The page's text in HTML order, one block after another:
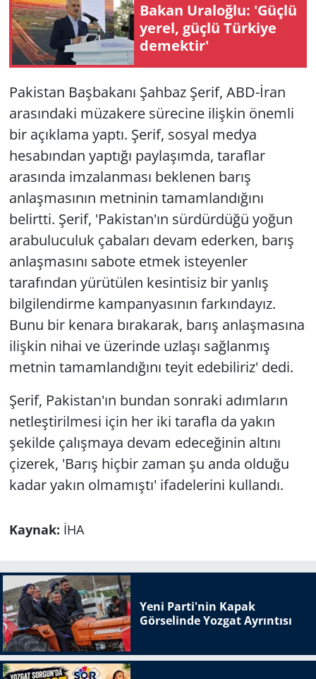
Bakan Uraloğlu: 'Güçlü
yerel, güçlü Türkiye
demektir'
Pakistan Başbakanı Şahbaz Şerif, ABD-İran
arasındaki müzakere sürecine ilişkin önemli
bir açıklama yaptı. Şerif, sosyal medya
hesabından yaptığı paylaşımda, taraflar
arasında imzalanması beklenen barış
anlaşmasının metninin tamamlandığını
belirtti. Şerif, 'Pakistan'ın sürdürdüğü yoğun
arabuluculuk çabaları devam ederken, barış
anlaşmasını sabote etmek isteyenler
tarafından yürütülen kesintisiz bir yanlış
bilgilendirme kampanyasının farkındayız.
Bunu bir kenara bırakarak, barış anlaşmasına
ilişkin nihai ve üzerinde uzlaşı sağlanmış
metnin tamamlandığını teyit edebiliriz' dedi.
Şerif, Pakistan'ın bundan sonraki adımların
netleştirilmesi için her iki tarafla da yakın
şekilde çalışmaya devam edeceğinin altını
çizerek, 'Barış hiçbir zaman şu anda olduğu
kadar yakın olmamıştı' ifadelerini kullandı.
Kaynak: İHA
Yeni Parti'nin Kapak
Görselinde Yozgat Ayrıntısı